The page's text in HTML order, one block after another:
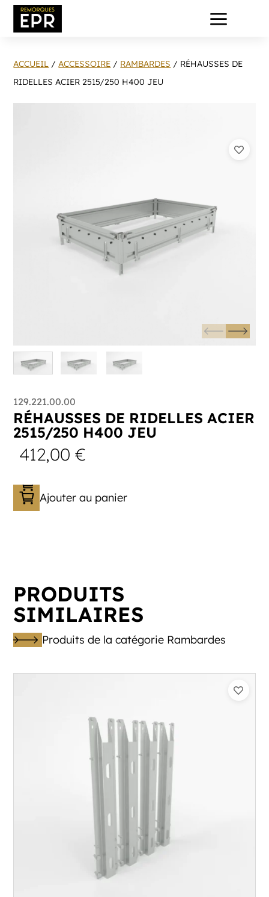
a
ACCUEIL /ACCESSOIRE / RAMBARDES / RÉHAUSSES DE
RIDELLES ACIER 2515/250 H400 JEU
129.221.00.00
RÉHAUSSES DE RIDELLES ACIER
2515/250 H400 JEU
412,00€
Ajouter au panier
PRODUITS
SIMILAIRES
Produits de la catégorie Rambardes